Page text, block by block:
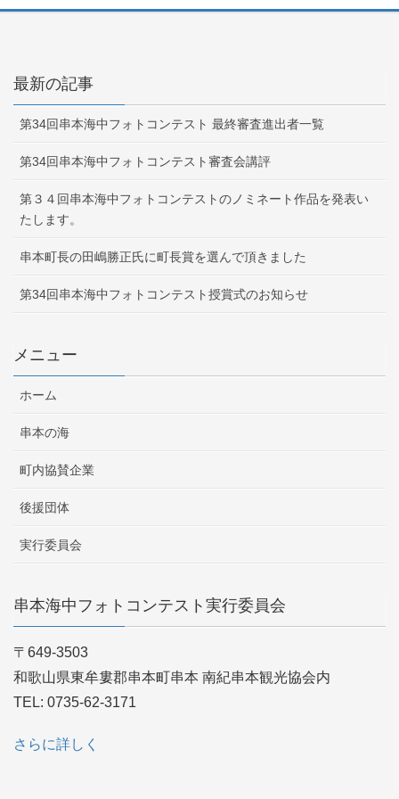
最新の記事
第34回串本海中フォトコンテスト 最終審査進出者一覧
第34回串本海中フォトコンテスト審査会講評
第３４回串本海中フォトコンテストのノミネート作品を発表い
たします。
串本町長の田嶋勝正氏に町長賞を選んで頂きました
第34回串本海中フォトコンテスト授賞式のお知らせ
メニュー
ホーム
串本の海
町内協賛企業
後援団体
実行委員会
串本海中フォトコンテスト実行委員会
〒649-3503
和歌山県東牟婁郡串本町串本 南紀串本観光協会内
TEL: 0735-62-3171
さらに詳しく